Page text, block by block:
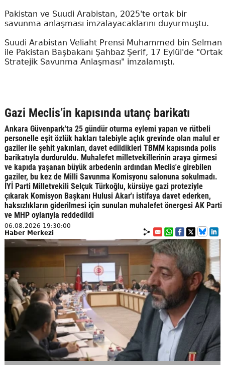
Pakistan ve Suudi Arabistan, 2025'te ortak bir
savunma anlaşması imzalayacaklarını duyurmuştu.
Suudi Arabistan Veliaht Prensi Muhammed bin Selman
ile Pakistan Başbakanı Şahbaz Şerif, 17 Eylül'de "Ortak
Stratejik Savunma Anlaşması" imzalamıştı.
Gazi Meclis’in kapısında utanç barikatı
Ankara Güvenpark'ta 25 gündür oturma eylemi yapan ve rütbeli
personelle eşit özlük hakları talebiyle açlık grevinde olan malul er
gaziler ile şehit yakınları, davet edildikleri TBMM kapısında polis
barikatıyla durduruldu. Muhalefet milletvekillerinin araya girmesi
ve kapıda yaşanan büyük arbedenin ardından Meclis'e girebilen
gaziler, bu kez de Milli Savunma Komisyonu salonuna sokulmadı.
İYİ Parti Milletvekili Selçuk Türkoğlu, kürsüye gazi proteziyle
çıkarak Komisyon Başkanı Hulusi Akar'ı istifaya davet ederken,
haksızlıkların giderilmesi için sunulan muhalefet önergesi AK Parti
ve MHP oylarıyla reddedildi
06.08.2026 19:30:00
Haber Merkezi